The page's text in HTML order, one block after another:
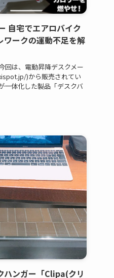
自宅でエアロバイク
ワークの運動不足を解
回は、電動昇降デスクメー
)から販売されてい
一体化した製品「デスクバ
ハンガー「Clipa(クリ